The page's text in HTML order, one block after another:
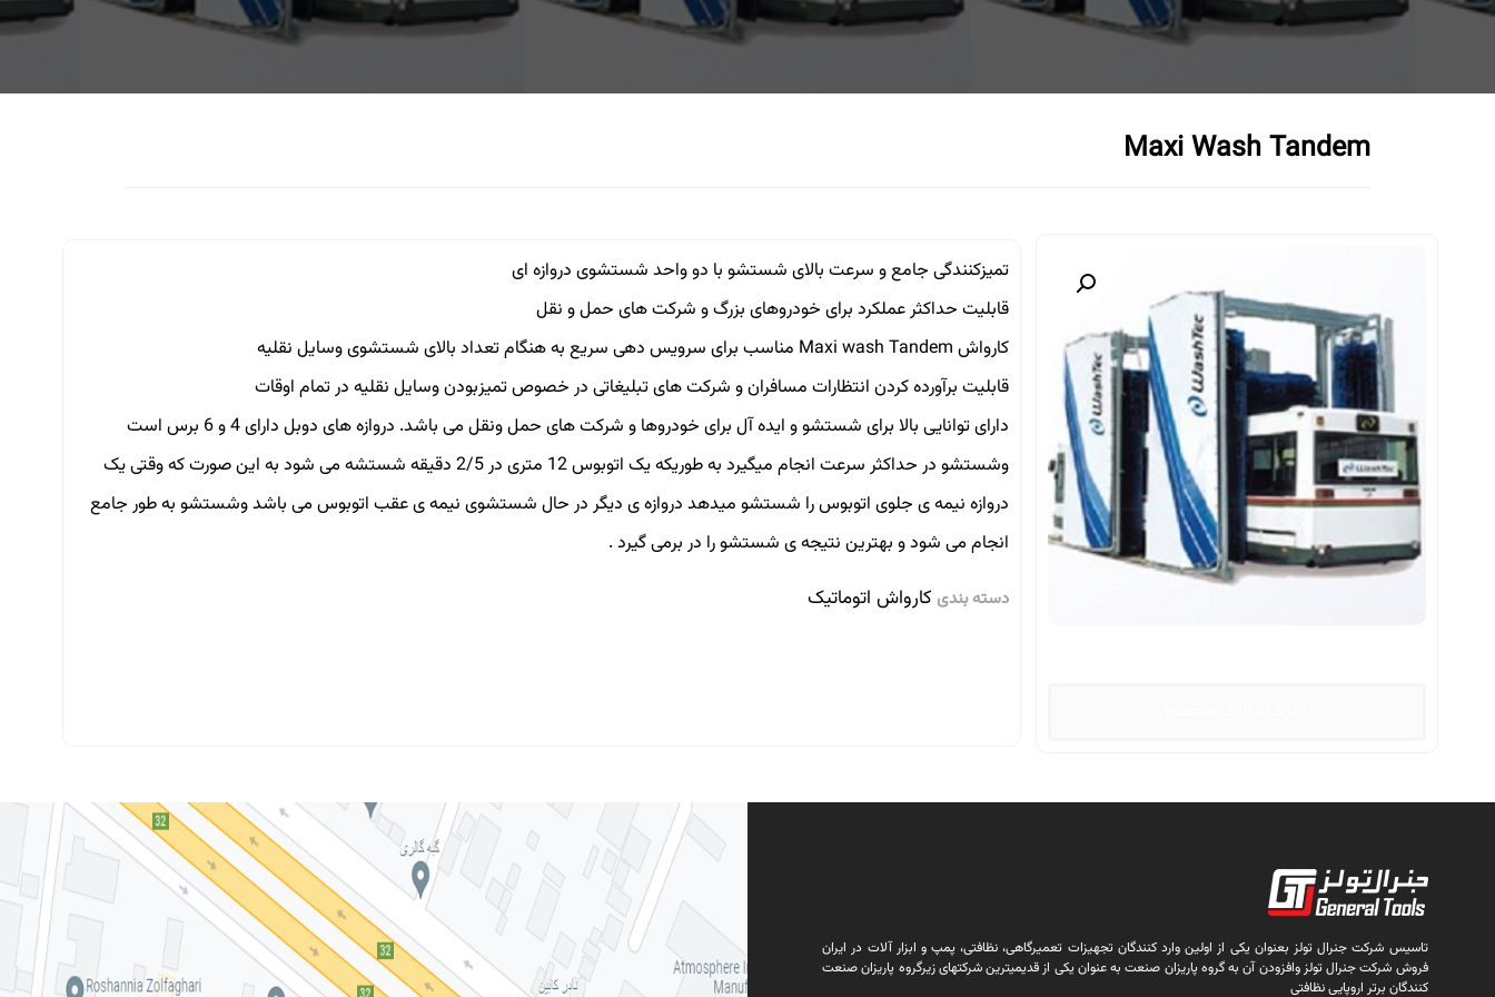
Maxi Wash Tandem
تمیزکنندگی جامع و سرعت بالای شستشو با دو واحد شستشوی دروازه ای
قابلیت حداکثر عملکرد برای خودروهای بزرگ و شرکت های حمل و نقل
کارواش Maxi wash Tandem مناسب برای سرویس دهی سریع به هنگام تعداد بالای شستشوی وسایل نقلیه
قابلیت برآورده کردن انتظارات مسافران و شرکت های تبلیغاتی در خصوص تمیزبودن وسایل نقلیه در تمام اوقات
دارای توانایی بالا برای شستشو و ایده آل برای خودروها و شرکت های حمل ونقل می باشد. دروازه های دوبل دارای 4 و 6 برس است
وشستشو در حداکثر سرعت انجام میگیرد به طوریکه یک اتوبوس 12 متری در 2/5 دقیقه شستشه می شود به این صورت که وقتی یک
دروازه نیمه ی جلوی اتوبوس را شستشو میدهد دروازه ی دیگر در حال شستشوی نیمه ی عقب اتوبوس می باشد وشستشو به طور جامع
انجام می شود و بهترین نتیجه ی شستشو را در برمی گیرد .
دسته بندی کارواش اتوماتیک
تاسیس شرکت جنرال تولز بعنوان یکی از اولین وارد کنندگان تجهیزات تعمیرگاهی، نظافتی، پمپ و ابزار آلات در ایران
فروش شرکت جنرال تولز وافزودن آن به گروه پاریزان صنعت به عنوان یکی از قدیمیترین شرکتهای زیرگروه پاریزان صنعت
کنندگان برتر اروپایی نظافتی